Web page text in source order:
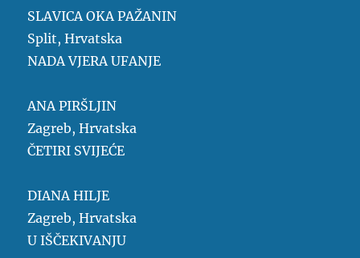
SLAVICA OKA PAŽANIN
Split, Hrvatska
NADA VJERA UFANJE
ANA PIRŠLJIN
Zagreb, Hrvatska
ČETIRI SVIJEĆE
DIANA HILJE
Zagreb, Hrvatska
U IŠČEKIVANJU